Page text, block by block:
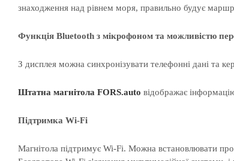
знаходження над рівнем моря, правильно будує
Функція Bluetooth з мікрофоном та можливістю
З дисплея можна синхронізувати телефонні дані та
Штатна магнітола FORS.auto відображає
Підтримка Wi-Fi
Магнітола підтримує Wi-Fi. Можна встановлювати